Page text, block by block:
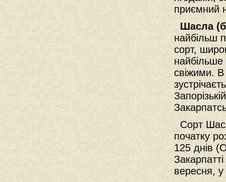
приємний
Шасла
найбільш
сорт,
свіжими.
Сорт
початку
125 днів
вересня,